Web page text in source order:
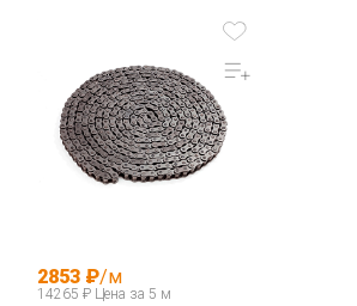
2853 ₽/м
14265 ₽ Цена за 5 м